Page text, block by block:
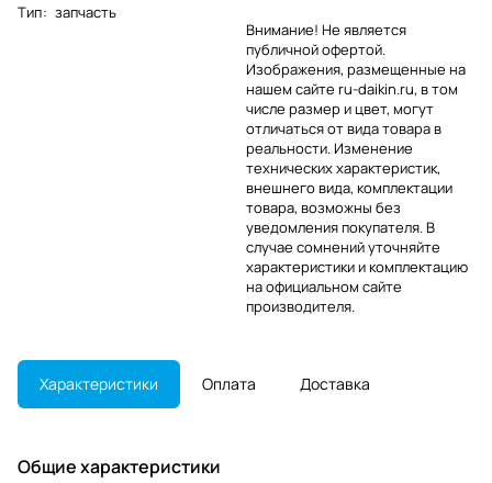
Тип: запчасть
Внимание! Не является
публичной офертой.
Изображения, размещенные на
нашем сайте ru-daikin.ru, в том
числе размер и цвет, могут
отличаться от вида товара в
реальности. Изменение
технических характеристик,
внешнего вида, комплектации
товара, возможны без
уведомления покупателя. В
случае сомнений уточняйте
характеристики и комплектацию
на официальном сайте
производителя.
Характеристики Оплата Доставка
Общие характеристики